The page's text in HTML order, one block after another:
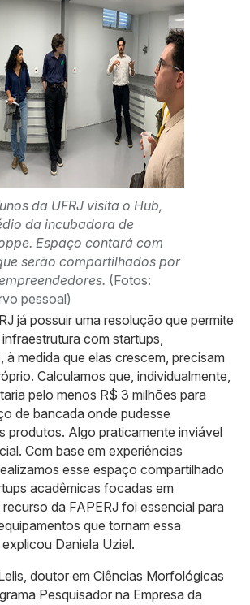
da UFRJ visita o Hub,
da incubadora de
Espaço contará com
serão compartilhados por
(Fotos:
pessoal)
já possuir uma resolução que permite
com startups,
à medida que elas crescem, precisam
Calculamos que, individualmente,
pelo menos R$ 3 milhões para
de bancada onde pudesse
produtos. Algo praticamente inviável
Com base em experiências
esse espaço compartilhado
acadêmicas focadas em
da FAPERJ foi essencial para
que tornam essa
Daniela Uziel.
doutor em Ciências Morfológicas
Pesquisador na Empresa da